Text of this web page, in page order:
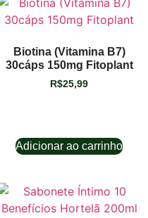
Biotina (Vitamina B7)
30cáps 150mg Fitoplant
R$25,99
Adicionar ao carrinho